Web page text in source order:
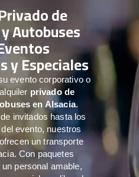
de
Autobuses
y Especiales
evento corporativo o
privado de
en Alsacia.
invitados hasta los
evento, nuestros
un transporte
Con paquetes
personal amable,